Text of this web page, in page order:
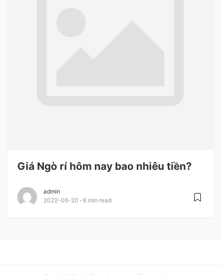
Giá Ngò rí hôm nay bao nhiêu tiền?
admin
2022-06-20
6 min read